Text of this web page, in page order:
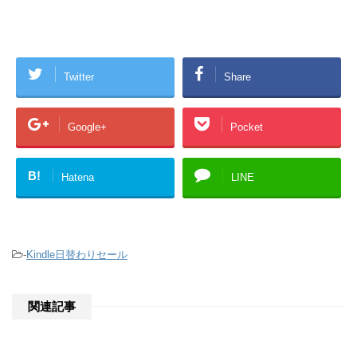
Twitter Share
Google+ Pocket
B! Hatena LINE
-Kindle日替わりセール
関連記事